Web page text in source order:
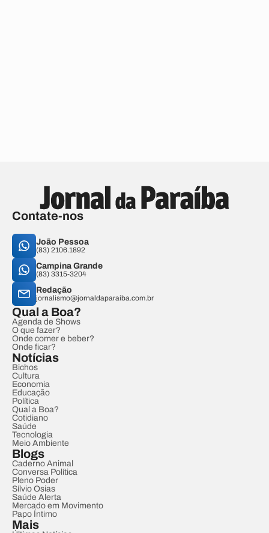
Contate-nos
João Pessoa
(83) 2106.1892
Campina Grande
(83) 3315-3204
Redação
jornalismo@jornaldaparaiba.com.br
Qual a Boa?
Agenda de Shows
O que fazer?
Onde comer e beber?
Onde ficar?
Notícias
Bichos
Cultura
Economia
Educação
Política
Qual a Boa?
Cotidiano
Saúde
Tecnologia
Meio Ambiente
Blogs
Caderno Animal
Conversa Política
Pleno Poder
Sílvio Osias
Saúde Alerta
Mercado em Movimento
Papo Íntimo
Mais